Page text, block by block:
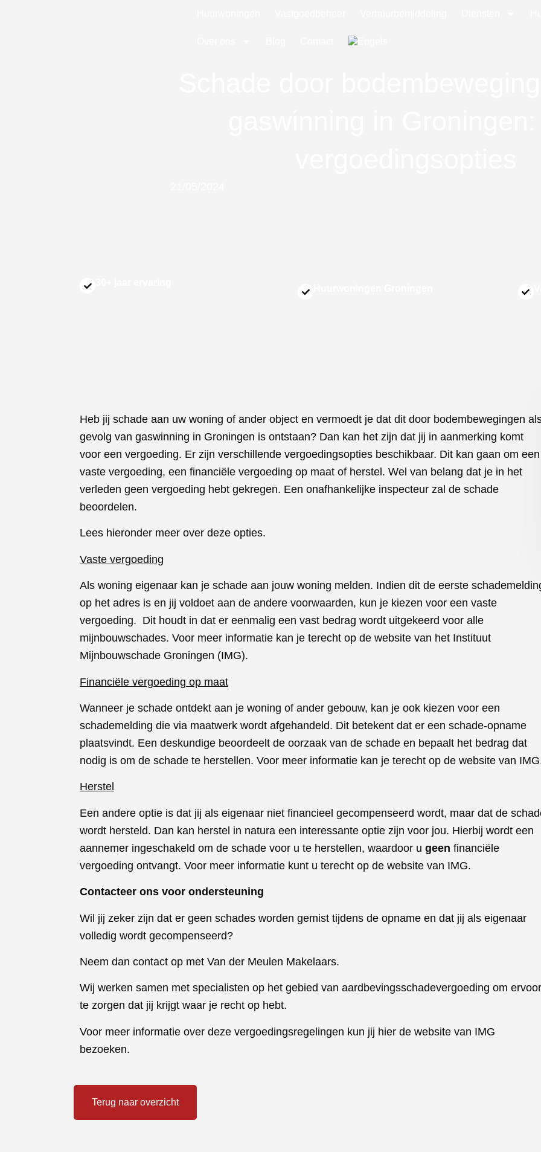
Heb jij schade aan uw woning of ander object en vermoedt je dat dit door bodembewegingen
gevolg van gaswinning in Groningen is ontstaan? Dan kan het zijn dat jij in aanmerking komt
voor een vergoeding. Er zijn verschillende vergoedingsopties beschikbaar. Dit kan gaan om een
vaste vergoeding, een financiële vergoeding op maat of herstel. Wel van belang dat je in het
verleden geen vergoeding hebt gekregen. Een onafhankelijke inspecteur zal de schade
beoordelen.
Lees hieronder meer over deze opties.
Vaste vergoeding
Als woning eigenaar kan je schade aan jouw woning melden. Indien dit de eerste
op het adres is en jij voldoet aan de andere voorwaarden, kun je kiezen voor een vaste
vergoeding. Dit houdt in dat er eenmalig een vast bedrag wordt uitgekeerd voor alle
mijnbouwschades. Voor meer informatie kan je terecht op de website van het Instituut
Mijnbouwschade Groningen (IMG).
Financiële vergoeding op maat
Wanneer je schade ontdekt aan je woning of ander gebouw, kan je ook kiezen voor een
schademelding die via maatwerk wordt afgehandeld. Dit betekent dat er een schade-opname
plaatsvindt. Een deskundige beoordeelt de oorzaak van de schade en bepaalt het bedrag dat
nodig is om de schade te herstellen. Voor meer informatie kan je terecht op de website van IMG
Herstel
Een andere optie is dat jij als eigenaar niet financieel gecompenseerd wordt, maar dat de
wordt hersteld. Dan kan herstel in natura een interessante optie zijn voor jou. Hierbij wordt een
aannemer ingeschakeld om de schade voor u te herstellen, waardoor u geen financiële
vergoeding ontvangt. Voor meer informatie kunt u terecht op de website van IMG.
Contacteer ons voor ondersteuning
Wil jij zeker zijn dat er geen schades worden gemist tijdens de opname en dat jij als eigenaar
volledig wordt gecompenseerd?
Neem dan contact op met Van der Meulen Makelaars.
Wij werken samen met specialisten op het gebied van aardbevingsschadevergoeding om ervoor
te zorgen dat jij krijgt waar je recht op hebt.
Voor meer informatie over deze vergoedingsregelingen kun jij hier de website van IMG
bezoeken.
Terug naar overzicht